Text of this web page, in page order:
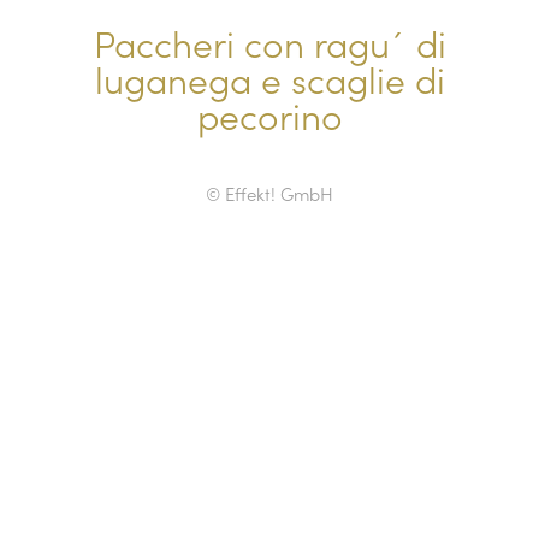
Paccheri con ragu´ di
luganega e scaglie di
pecorino
© Effekt! GmbH